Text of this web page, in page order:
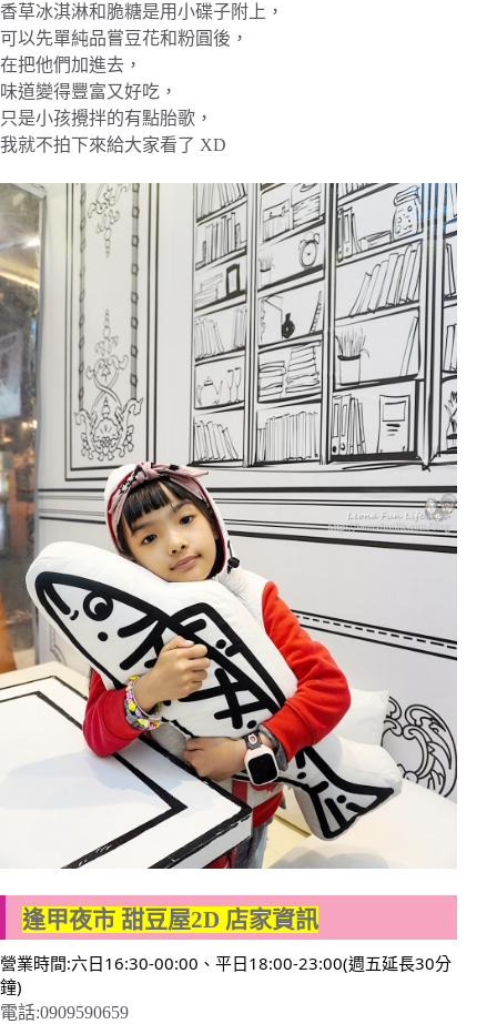
香草冰淇淋和脆糖是用小碟子附上，
可以先單純品嘗豆花和粉圓後，
在把他們加進去，
味道變得豐富又好吃，
只是小孩攪拌的有點胎歌，
我就不拍下來給大家看了 XD
逢甲夜市 甜豆屋2D 店家資訊
營業時間:六日16:30-00:00、平日18:00-23:00(週五延長30分
鐘)
電話:0909590659